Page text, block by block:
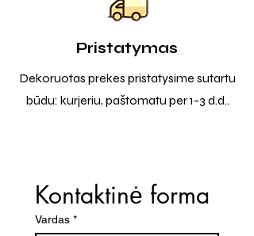
Pristatymas
Dekoruotas prekes pristatysime sutartu
būdu: kurjeriu, paštomatu per 1-3 d.d..
Kontaktinė forma
Vardas *